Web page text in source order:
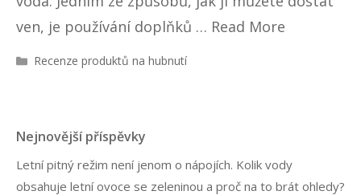
ven, je používání doplňků … Read More
R
k
y
Recenze produktů na hubnutí
Nejnovější příspěvky
Letní pitný režim není jenom o nápojích. Kolik vody
obsahuje letní ovoce se zeleninou a proč na to brát ohledy?